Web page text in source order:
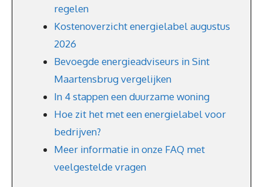
regelen
Kostenoverzicht energielabel augustus
2026
Bevoegde energieadviseurs in Sint
Maartensbrug vergelijken
In 4 stappen een duurzame woning
Hoe zit het met een energielabel voor
bedrijven?
Meer informatie in onze FAQ met
veelgestelde vragen